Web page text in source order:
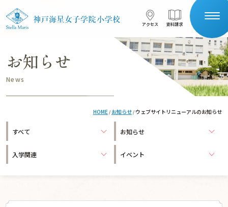
コンテンツへスキップ アクセス 資料請求
アクセス 資料請求
サイト内検索
HOME
お知らせ
News
HOME/ お知らせ/ ウェブサイトリニューアルのお知らせ
すべて お知らせ
入学関連 イベント